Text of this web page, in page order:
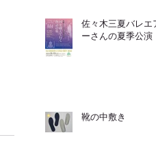
佐々木三夏バレエ
ーさんの夏季公演
靴の中敷き